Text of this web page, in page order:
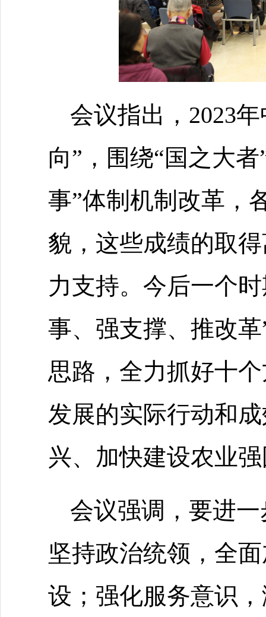
会议指出，2023
向”，围绕“国之大
事”体制机制改革，
貌，这些成绩的取
力支持。今后一个
事、强支撑、推改
思路，全力抓好十
发展的实际行动和
兴、加快建设农业
会议强调，要进
坚持政治统领，全
设；强化服务意识